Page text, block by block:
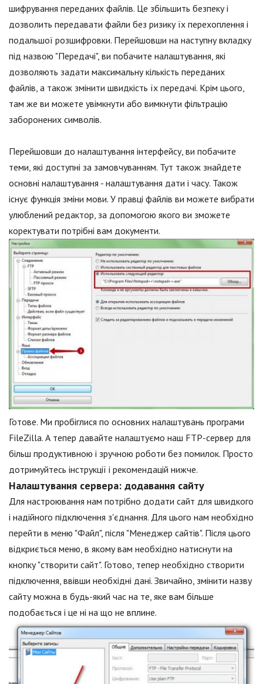
шифрування переданих файлів. Це збільшить безпеку і
дозволить передавати файли без ризику їх перехоплення і
подальшої розшифровки. Перейшовши на наступну вкладку
під назвою "Передачі", ви побачите налаштування, які
дозволяють задати максимальну кількість переданих
файлів, а також змінити швидкість їх передачі. Крім цього,
там же ви можете увімкнути або вимкнути фільтрацію
заборонених символів.
Перейшовши до налаштування інтерфейсу, ви побачите
теми, які доступні за замовчуванням. Тут також знайдете
основні налаштування - налаштування дати і часу. Також
існує функція зміни мови. У правці файлів ви можете вибрати
улюблений редактор, за допомогою якого ви зможете
коректувати потрібні вам документи.
Готове. Ми пробіглися по основних налаштувань програми
FileZilla. А тепер давайте налаштуємо наш FTP-сервер для
більш продуктивною і зручною роботи без помилок. Просто
дотримуйтесь інструкції і рекомендацій нижче.
Налаштування сервера: додавання сайту
Для настроювання нам потрібно додати сайт для швидкого
і надійного підключення з'єднання. Для цього нам необхідно
перейти в меню "Файл", після "Менеджер сайтів". Після цього
відкриється меню, в якому вам необхідно натиснути на
кнопку "створити сайт". Готово, тепер необхідно створити
підключення, ввівши необхідні дані. Звичайно, змінити назву
сайту можна в будь-який час на те, яке вам більше
подобається і це ні на що не вплине.